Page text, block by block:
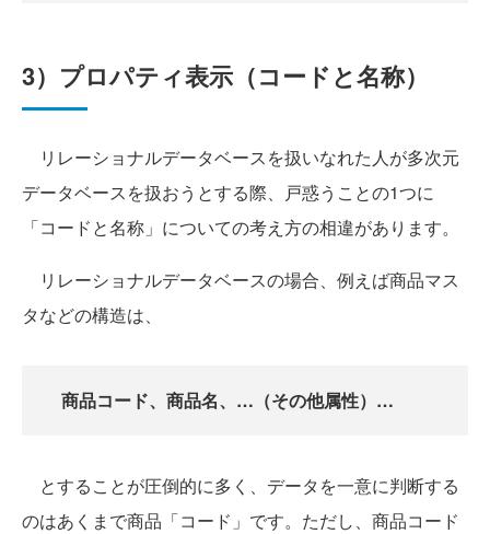
3）プロパティ表示（コードと名称）
リレーショナルデータベースを扱いなれた人が多次元
データベースを扱おうとする際、戸惑うことの1つに
「コードと名称」についての考え方の相違があります。
リレーショナルデータベースの場合、例えば商品マス
タなどの構造は、
商品コード、商品名、…（その他属性）…
とすることが圧倒的に多く、データを一意に判断する
のはあくまで商品「コード」です。ただし、商品コード